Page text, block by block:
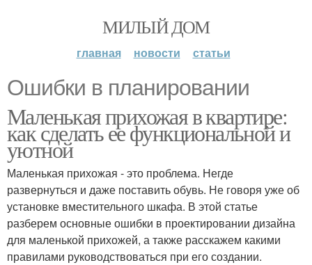
МИЛЫЙ ДОМ
главная новости статьи
Ошибки в планировании
Маленькая прихожая в квартире:
как сделать ее функциональной и
уютной
Маленькая прихожая - это проблема. Негде
развернуться и даже поставить обувь. Не говоря уже об
установке вместительного шкафа. В этой статье
разберем основные ошибки в проектировании дизайна
для маленькой прихожей, а также расскажем какими
правилами руководствоваться при его создании.